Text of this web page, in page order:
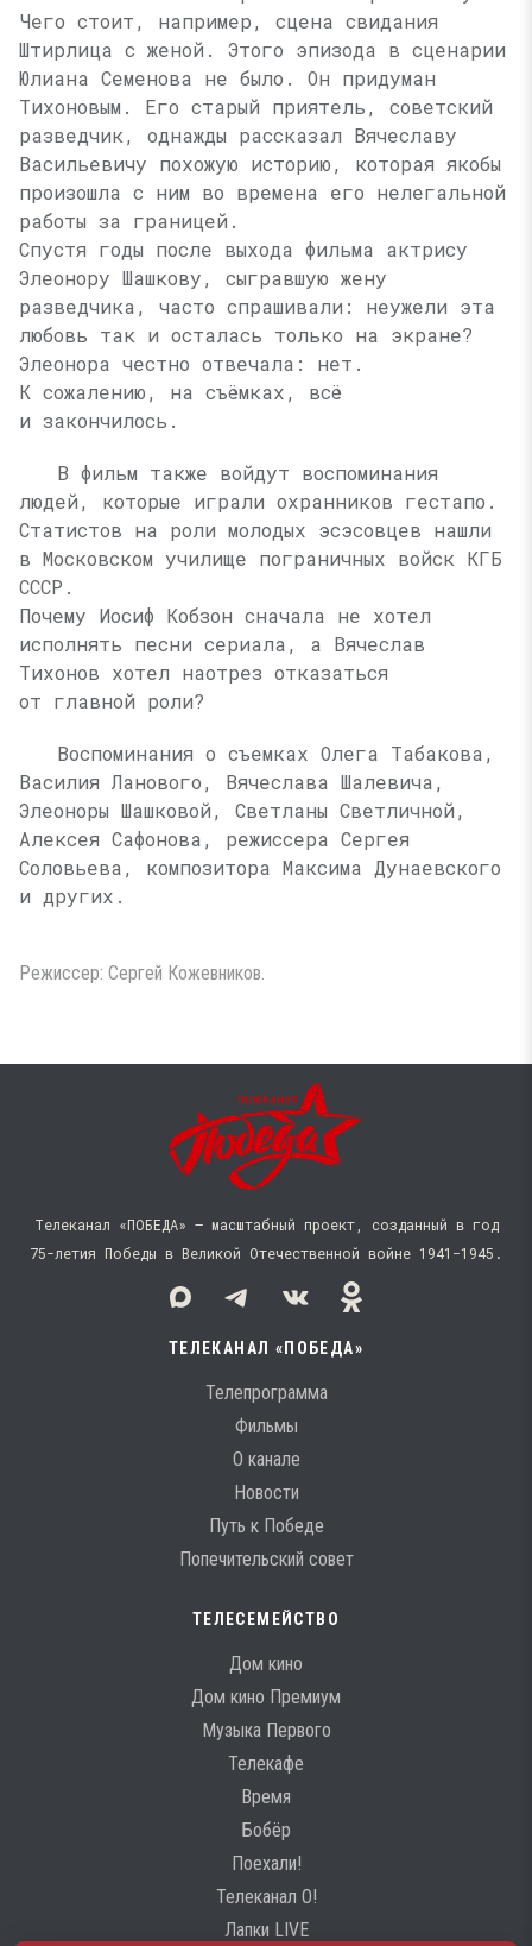
Чего стоит, например, сцена свидания
Штирлица с женой. Этого эпизода в сценарии
Юлиана Семенова не было. Он придуман
Тихоновым. Его старый приятель, советский
разведчик, однажды рассказал Вячеславу
Васильевичу похожую историю, которая якобы
произошла с ним во времена его нелегальной
работы за границей.
Спустя годы после выхода фильма актрису
Элеонору Шашкову, сыгравшую жену
разведчика, часто спрашивали: неужели эта
любовь так и осталась только на экране?
Элеонора честно отвечала: нет.
К сожалению, на съёмках, всё
и закончилось.
В фильм также войдут воспоминания
людей, которые играли охранников гестапо.
Статистов на роли молодых эсэсовцев нашли
в Московском училище пограничных войск КГБ
СССР.
Почему Иосиф Кобзон сначала не хотел
исполнять песни сериала, а Вячеслав
Тихонов хотел наотрез отказаться
от главной роли?
Воспоминания о съемках Олега Табакова,
Василия Ланового, Вячеслава Шалевича,
Элеоноры Шашковой, Светланы Светличной,
Алексея Сафонова, режиссера Сергея
Соловьева, композитора Максима Дунаевского
и других.
Режиссер: Сергей Кожевников.
Телеканал «ПОБЕДА» — масштабный проект, созданный в год
75-летия Победы в Великой Отечественной войне 1941−1945.
ТЕЛЕКАНАЛ «ПОБЕДА»
Телепрограмма
Фильмы
О канале
Новости
Путь к Победе
Попечительский совет
ТЕЛЕСЕМЕЙСТВО
Дом кино
Дом кино Премиум
Музыка Первого
Телекафе
Время
Бобёр
Поехали!
Телеканал О!
Лапки LIVE